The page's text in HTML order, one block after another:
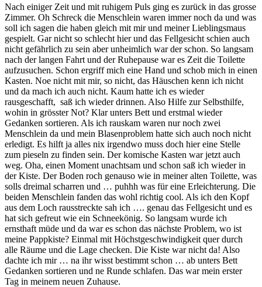
Nach einiger Zeit und mit ruhigem Puls ging es zurück in das grosse
Zimmer. Oh Schreck die Menschlein waren immer noch da und was
soll ich sagen die haben gleich mit mir und meiner Lieblingsmaus
gespielt. Gar nicht so schlecht hier und das Fellgesicht schien auch
nicht gefährlich zu sein aber unheimlich war der schon. So langsam
nach der langen Fahrt und der Ruhepause war es Zeit die Toilette
aufzusuchen. Schon ergriff mich eine Hand und schob mich in einen
Kasten. Noe nicht mit mir, so nicht, das Häuschen kenn ich nicht
und da mach ich auch nicht. Kaum hatte ich es wieder
rausgeschafft, saß ich wieder drinnen. Also Hilfe zur Selbsthilfe,
wohin in grösster Not? Klar unters Bett und erstmal wieder
Gedanken sortieren. Als ich rauskam waren nur noch zwei
Menschlein da und mein Blasenproblem hatte sich auch noch nicht
erledigt. Es hilft ja alles nix irgendwo muss doch hier eine Stelle
zum pieseln zu finden sein. Der komische Kasten war jetzt auch
weg. Oha, einen Moment unachtsam und schon saß ich wieder in
der Kiste. Der Boden roch genauso wie in meiner alten Toilette, was
solls dreimal scharren und … puhhh was für eine Erleichterung. Die
beiden Menschlein fanden das wohl richtig cool. Als ich den Kopf
aus dem Loch rausstreckte sah ich …. genau das Fellgesicht und es
hat sich gefreut wie ein Schneekönig. So langsam wurde ich
ernsthaft müde und da war es schon das nächste Problem, wo ist
meine Pappkiste? Einmal mit Höchstgeschwindigkeit quer durch
alle Räume und die Lage checken. Die Kiste war nicht da! Also
dachte ich mir … na ihr wisst bestimmt schon … ab unters Bett
Gedanken sortieren und ne Runde schlafen. Das war mein erster
Tag in meinem neuen Zuhause.